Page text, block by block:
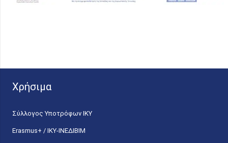
Χρήσιμα
Σύλλογος Υποτρόφων ΙΚΥ
Erasmus+ / ΙΚΥ-ΙΝΕΔΙΒΙΜ